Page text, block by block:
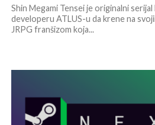
Shin Megami Tensei je originalni
developeru ATLUS-u da krene na
JRPG franšizom koja...